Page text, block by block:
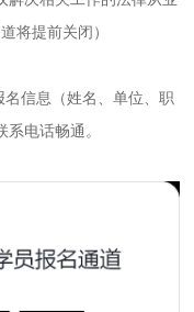
将提前关闭）
信息（姓名、单位、职
电话畅通。